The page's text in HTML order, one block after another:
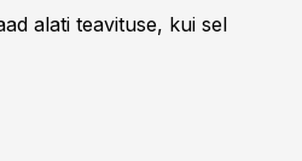
alati teavituse, kui sel